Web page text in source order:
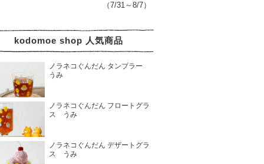
（7/31～8/7）
kodomoe shop 人気商品
ノラネコぐんだん タンブラー
うみ
ノラネコぐんだん フロートグラ
ス うみ
ノラネコぐんだん デザートグラ
ス うみ